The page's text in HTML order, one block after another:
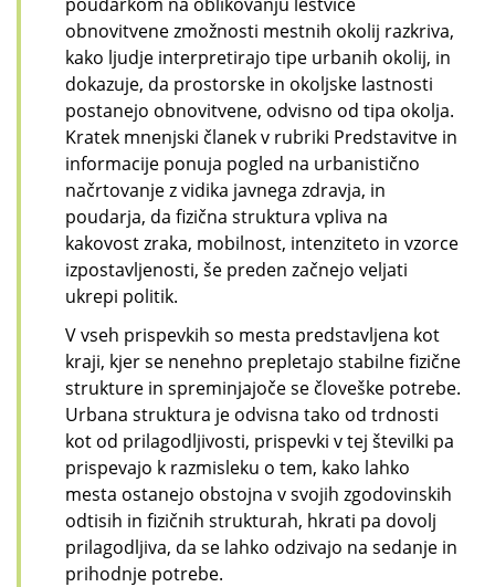
obnovitvene zmožnosti mestnih okolij razkriva,
kako ljudje interpretirajo tipe urbanih okolij, in
dokazuje, da prostorske in okoljske lastnosti
postanejo obnovitvene, odvisno od tipa okolja.
Kratek mnenjski članek v rubriki Predstavitve in
informacije ponuja pogled na urbanistično
načrtovanje z vidika javnega zdravja, in
poudarja, da fizična struktura vpliva na
kakovost zraka, mobilnost, intenziteto in vzorce
izpostavljenosti, še preden začnejo veljati
ukrepi politik.
V vseh prispevkih so mesta predstavljena kot
kraji, kjer se nenehno prepletajo stabilne fizične
strukture in spreminjajoče se človeške potrebe.
Urbana struktura je odvisna tako od trdnosti
kot od prilagodljivosti, prispevki v tej številki pa
prispevajo k razmisleku o tem, kako lahko
mesta ostanejo obstojna v svojih zgodovinskih
odtisih in fizičnih strukturah, hkrati pa dovolj
prilagodljiva, da se lahko odzivajo na sedanje in
prihodnje potrebe.